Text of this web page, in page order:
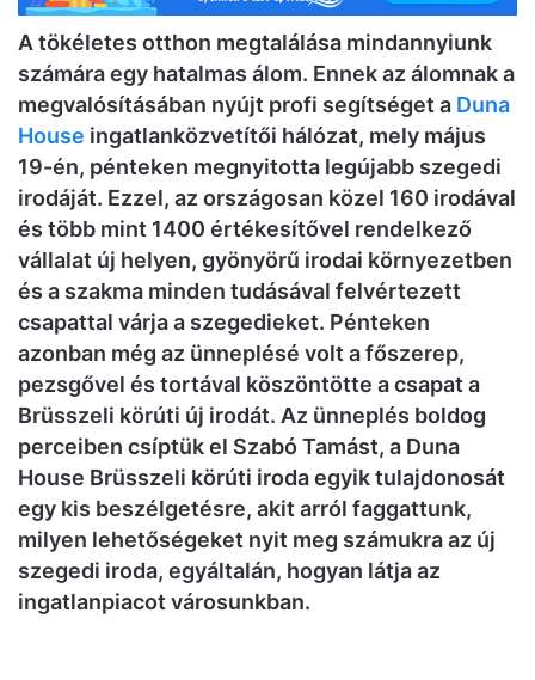
A tökéletes otthon megtalálása mindannyiunk
számára egy hatalmas álom. Ennek az álomnak a
megvalósításában nyújt profi segítséget a Duna
House ingatlanközvetítői hálózat, mely május
19-én, pénteken megnyitotta legújabb szegedi
irodáját. Ezzel, az országosan közel 160 irodával
és több mint 1400 értékesítővel rendelkező
vállalat új helyen, gyönyörű irodai környezetben
és a szakma minden tudásával felvértezett
csapattal várja a szegedieket. Pénteken
azonban még az ünneplésé volt a főszerep,
pezsgővel és tortával köszöntötte a csapat a
Brüsszeli körúti új irodát. Az ünneplés boldog
perceiben csíptük el Szabó Tamást, a Duna
House Brüsszeli körúti iroda egyik tulajdonosát
egy kis beszélgetésre, akit arról faggattunk,
milyen lehetőségeket nyit meg számukra az új
szegedi iroda, egyáltalán, hogyan látja az
ingatlanpiacot városunkban.